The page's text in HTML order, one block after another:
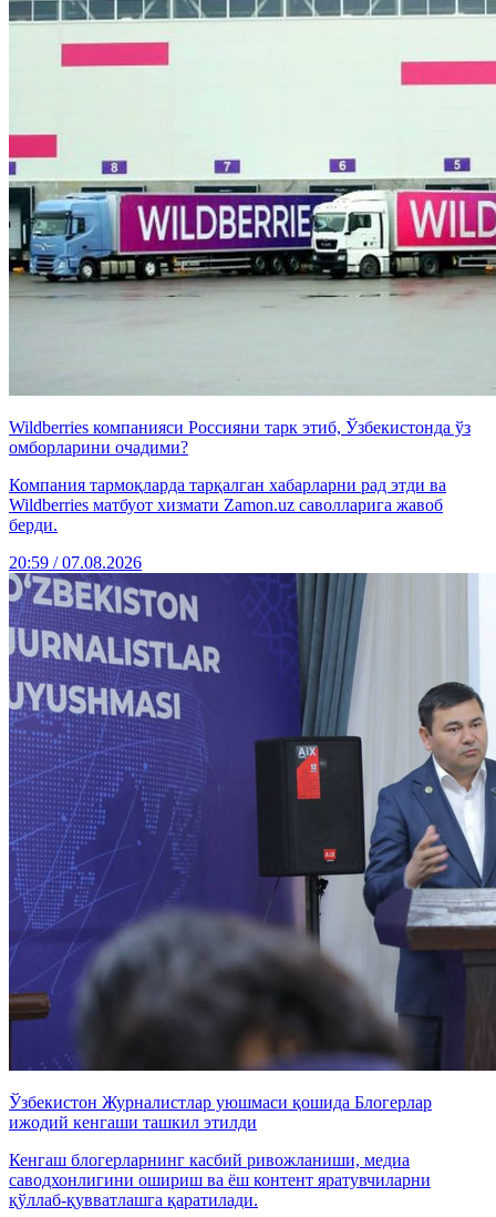
Wildberries компанияси Россияни тарк этиб, Ўзбекистонда ўз
омборларини очадими?
Компания тармоқларда тарқалган хабарларни рад этди ва
Wildberries матбуот хизмати Zamon.uz саволларига жавоб
берди.
20:59 / 07.08.2026
Ўзбекистон Журналистлар уюшмаси қошида Блогерлар
ижодий кенгаши ташкил этилди
Кенгаш блогерларнинг касбий ривожланиши, медиа
саводхонлигини ошириш ва ёш контент яратувчиларни
қўллаб-қувватлашга қаратилади.